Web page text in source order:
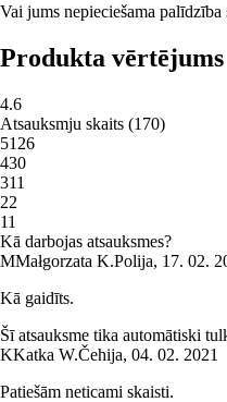
Vai jums nepieciešama
Produkta vērtējums
4.6
Atsauksmju skaits (170)
5126
430
311
22
11
Kā darbojas atsauksmes?
MMałgorzata K.Polija, 17. 02.
Kā gaidīts.
Šī atsauksme tika automātiski
KKatka W.Čehija, 04. 02. 2021
Patiešām neticami skaisti.